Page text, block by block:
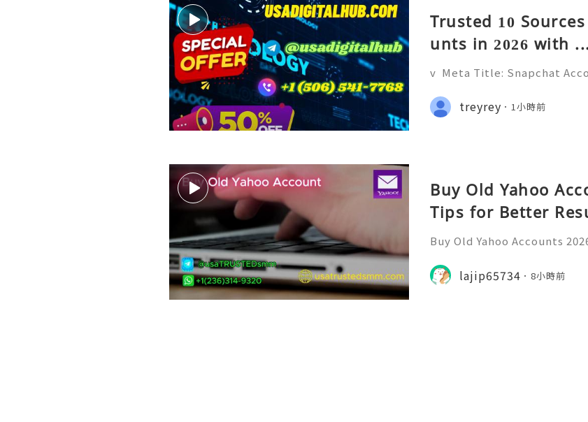
Trusted 10
unts in 2026 with
v Meta Title: Snapchat
eliable 24/7 Customer
(506) 541-7768
treyrey 1小時前
Buy Old Yahoo
Tips for Better
Buy Old Yahoo Accounts
messages, professional
projects, subscriptio
lajip65734 8小時前